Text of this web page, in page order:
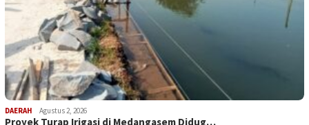
DAERAH Agustus 2, 2026
Proyek Turap Irigasi di Medangasem Didug…